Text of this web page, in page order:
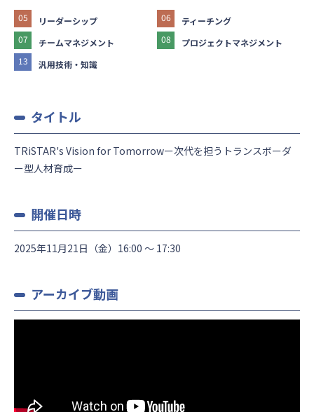
05 リーダーシップ 06
ティーチング
07
チームマネジメント 08
プロジェクトマネジメント
13
汎用技術・知識
タイトル
TRiSTAR's Vision for Tomorrowー次代を担うトランスボーダ
ー型人材育成ー
開催日時
2025年11月21日（金）16:00 〜 17:30
アーカイブ動画